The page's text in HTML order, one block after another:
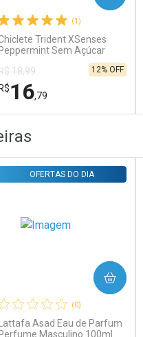
(1)
Trident XSenses
Peppermint Sem Açúcar
18,99
R$16,79
12% OFF
Comprar sem Desconto
Por R$ 16,79/cada
Menos
Comprar sem Desconto
Por R$ 16,79/cada
(0)
Lattafa Asad Eau de Parfum
Perfume Masculino 100ml
OFERTAS DO DIA
COMPRAR